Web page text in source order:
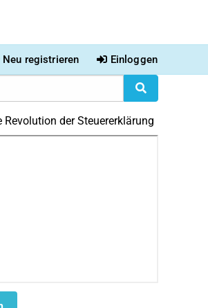
Neu registrieren Einloggen
Revolution der Steuererklärung